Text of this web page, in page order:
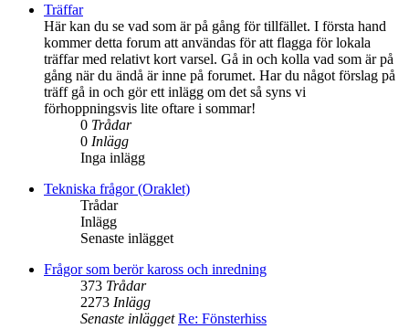
Träffar
Här kan du se vad som är på gång för tillfället. I första hand
kommer detta forum att användas för att flagga för lokala
träffar med relativt kort varsel. Gå in och kolla vad som är på
gång när du ändå är inne på forumet. Har du något förslag på
träff gå in och gör ett inlägg om det så syns vi
förhoppningsvis lite oftare i sommar!
0 Trådar
0 Inlägg
Inga inlägg
Tekniska frågor (Oraklet)
Trådar
Inlägg
Senaste inlägget
Frågor som berör kaross och inredning
373 Trådar
2273 Inlägg
Senaste inlägget Re: Fönsterhiss